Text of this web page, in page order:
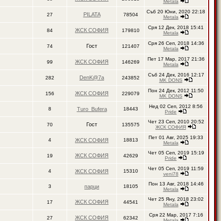
Metala
27 PILATA 78504
Съб 20 Юни, 2020 22:18
Metala
84 ЖСК СОФИЯ 179810
Сря 12 Дек, 2018 15:41
Metala
74 Гост 121407
Сря 26 Сеп, 2018 14:36
Metala
99 ЖСК СОФИЯ 146269
Пет 17 Мар, 2017 21:36
Metala
282 DenK@7a 243852
Съб 24 Дек, 2016 12:17
MK DONS
156 ЖСК СОФИЯ 229079
Пон 24 Дек, 2012 11:50
MK DONS
8 Turo_Bufera 18443
Нед 02 Сеп, 2012 8:56
Pride
70 Гост 135575
Чет 23 Сеп, 2010 20:52
ЖСК СОФИЯ
4 ЖСК СОФИЯ 18813
Пет 01 Авг, 2025 19:33
Metala
19 ЖСК СОФИЯ 42629
Чет 05 Сеп, 2019 15:19
Pride
4 ЖСК СОФИЯ 15310
Чет 05 Сеп, 2019 11:59
veni78
3 парци 18105
Пон 13 Авг, 2018 14:46
Metala
17 ЖСК СОФИЯ 44541
Чет 25 Яну, 2018 23:02
Metala
27 ЖСК СОФИЯ 62342
Сря 22 Мар, 2017 7:16